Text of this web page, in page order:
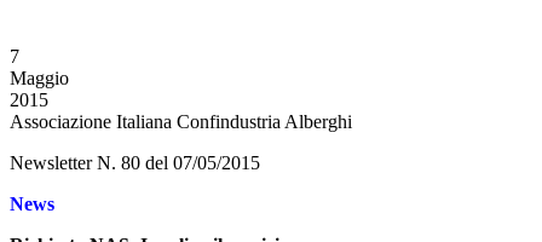
7
Maggio
2015
Associazione Italiana Confindustria Alberghi
Newsletter N. 80 del 07/05/2015
News